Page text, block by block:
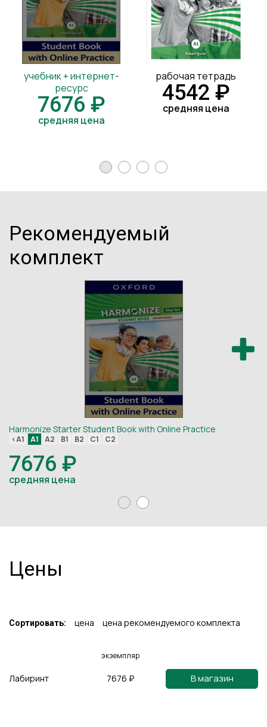
учебник + интернет-
ресурс
7676 ₽
средняя цена
рабочая тетрадь
4542 ₽
средняя цена
Рекомендуемый
комплект
Harmonize Starter Student Book with Online Practice
<A1 A1 A2 B1 B2 C1 C2
7676 ₽
средняя цена
Цены
Сортировать: цена цена рекомендуемого комплекта
экземпляр
Лабиринт 7676 ₽ В магазин